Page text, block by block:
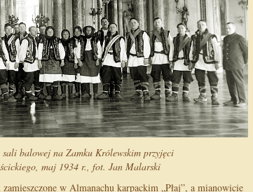
sali balowej na Zamku Królewskim przyjęci
maj 1934 r., fot. Jan Malarski
w Almanachu karpackim „Płaj”, a mianowicie